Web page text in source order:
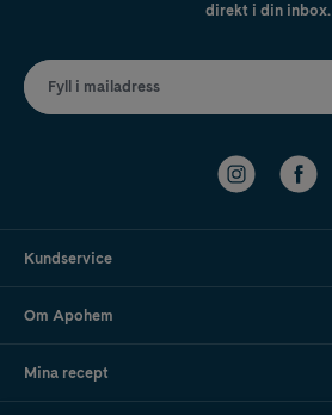
direkt i din inbox.
Fyll i mailadress
Kundservice
Om Apohem
Mina recept